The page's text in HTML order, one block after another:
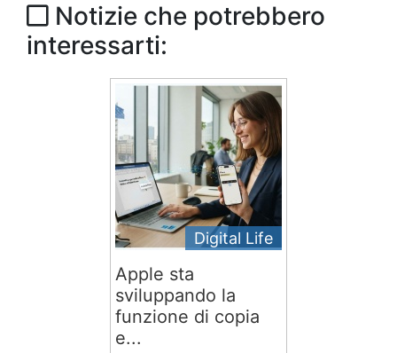
Notizie che potrebbero
interessarti:
Digital Life
Apple sta
sviluppando la
funzione di copia
e...